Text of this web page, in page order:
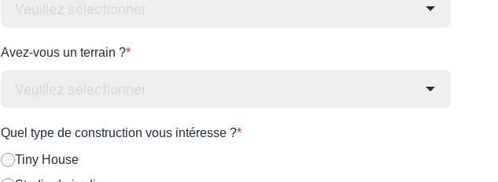
Avez-vous un terrain ?*
Quel type de construction vous intéresse ?*
Tiny House